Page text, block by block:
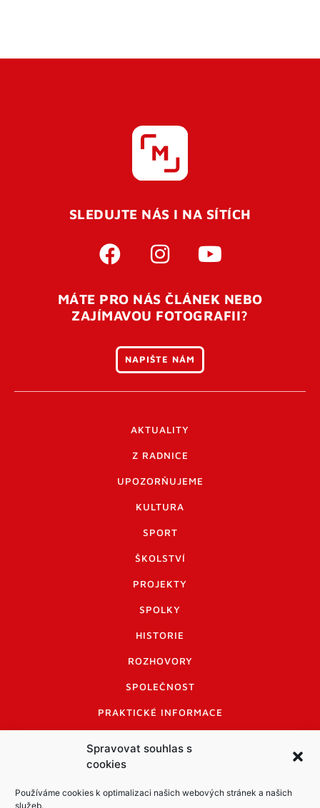
Spravovat souhlas s
cookies
Používáme cookies k optimalizaci našich webových stránek a našich
služeb.
Pro úspěšné dokončení registrace je potřeba
vaší e-mailovouadresu. Po úspěšném odeslání
otevření tohoto odkazu se váš účet ověří a můžete se
přihlásit. Nezapomeňte zkontrolovat složku SPAM ve
SLEDUJTE NÁS I NA SÍTÍCH
MÁTE PRO NÁS ČLÁNEK NEBO
ZAJÍMAVOU FOTOGRAFII?
NAPIŠTE NÁM
AKTUALITY
Z RADNICE
UPOZORŇUJEME
KULTURA
SPORT
ŠKOLSTVÍ
PROJEKTY
SPOLKY
HISTORIE
ROZHOVORY
SPOLEČNOST
PRAKTICKÉ INFORMACE
INFORMACE A KODEX DISKUTUJÍCÍCH
LOGO A LOGO MANUÁL